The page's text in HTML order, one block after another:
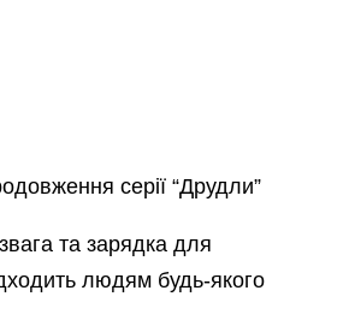
серії “Друдли”
та зарядка для
людям будь-якого